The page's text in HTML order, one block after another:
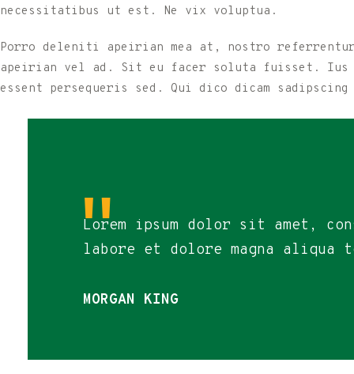
necessitatibus ut est. Ne vix voluptua.
Porro deleniti apeirian mea at, nostro
apeirian vel ad. Sit eu facer soluta fuisset. Ius
essent persequeris sed. Qui dico dicam sadipscing
Lorem ipsum dolor sit amet,
labore et dolore magna aliqua
MORGAN KING